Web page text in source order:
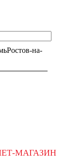
Ростов-на-
МАГАЗИН